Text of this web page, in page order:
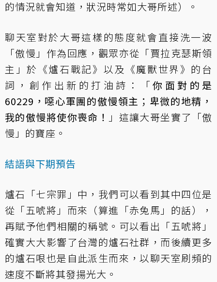
的情況就會知道，狀況時常如大哥所述）。
聊天室對於大哥這樣的態度就會直接洗一波
「傲慢」作為回應，觀眾亦從「賈拉克瑟斯領
主」於《爐石戰記》以及《魔獸世界》的台
詞，創作出新的打油詩：「你面對的是
60229，噁心軍團的傲慢領主；卑微的地精，
我的傲慢將使你喪命！ 」這讓大哥坐實了「傲
慢」的寶座。
結語與下期預告
爐石「七宗罪」中，我們可以看到其中四位是
從「五唬將」而來（算進「赤兔馬」的話），
再賦予他們相關的稱號。可以看出「五唬將」
確實大大影響了台灣的爐石社群，而後續更多
的爐石哏也是自此派生而來，以聊天室刷頻的
速度不斷將其發揚光大。